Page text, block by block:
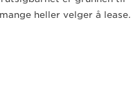
heller velger å lease.